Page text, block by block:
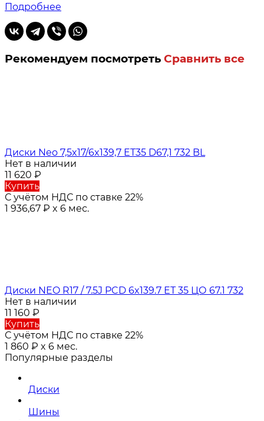
Подробнее
Рекомендуем посмотреть Сравнить все
Диски Neo 7,5x17/6x139,7 ET35 D67,1 732 BL
Нет в наличии
11 620 ₽
Купить
С учётом НДС по ставке 22%
1 936,67 ₽ x 6 мес.
Диски NEO R17 / 7.5J PCD 6x139.7 ЕТ 35 ЦО 67.1 732
Нет в наличии
11 160 ₽
Купить
С учётом НДС по ставке 22%
1 860 ₽ x 6 мес.
Популярные разделы
Диски
Шины